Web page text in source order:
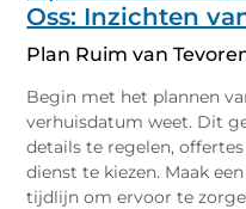
Oss: Inzichten
Plan Ruim van
Begin met het plannen
verhuisdatum weet. Dit
details te regelen,
dienst te kiezen. Maak
tijdlijn om ervoor te